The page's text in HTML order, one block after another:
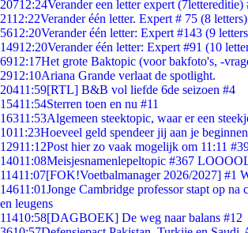
20712:24Verander een letter expert (7lettereditie)
2112:22Verander één letter. Expert # 75 (8 letters)
5612:20Verander één letter: Expert #143 (9
14912:20Verander één letter: Expert #91 (10
6912:17Het grote Baktopic (voor bakfoto's, -
2912:10Ariana Grande verlaat de spotlight.
20411:59[RTL] B&B vol liefde 6de seizoen #4
15411:54Sterren toen en nu #11
16311:53Algemeen steektopic, waar er een
1011:23Hoeveel geld spendeer jij aan je
12911:12Post hier zo vaak mogelijk om 11:11
14011:08Meisjesnamenlepeltopic #367
11411:07[FOK!Voetbalmanager 2026/2027] #1
14611:01Jonge Cambridge professor stapt op na
en leugens
11410:58[DAGBOEK] De weg naar balans #12